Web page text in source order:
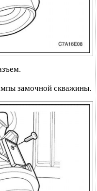
замочной скважины.